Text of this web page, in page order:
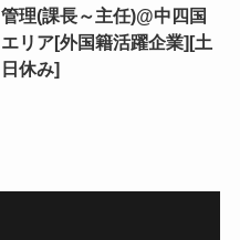
管理(課長～主任)@中四国
エリア[外国籍活躍企業][土
日休み]